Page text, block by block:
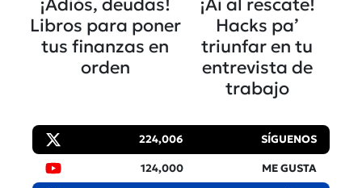
¡Adiós, deudas!
Libros para poner
tus finanzas en
orden
¡Ai al rescate!
Hacks pa’
triunfar en tu
entrevista de
trabajo
224,006 SÍGUENOS
124,000 ME GUSTA